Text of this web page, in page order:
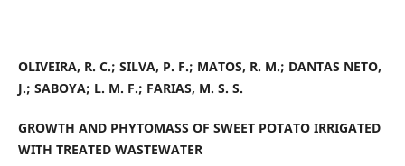
OLIVEIRA, R. C.; SILVA, P. F.; MATOS, R. M.; DANTAS NETO,
J.; SABOYA; L. M. F.; FARIAS, M. S. S.
GROWTH AND PHYTOMASS OF SWEET POTATO IRRIGATED
WITH TREATED WASTEWATER